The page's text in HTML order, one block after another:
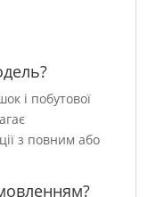
і побутової
з повним або